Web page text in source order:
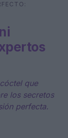
que
los secretos
perfecta.